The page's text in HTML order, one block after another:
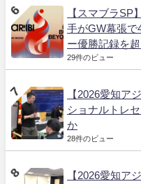
【スマブラ
手がGW幕張で
ー優勝記録を
29件のビュー
【2026愛知ア
ショナルトレ
か
28件のビュー
【2026愛知ア